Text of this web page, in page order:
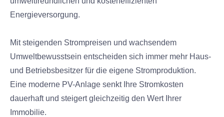
Energieversorgung.
Mit steigenden Strompreisen und wachsendem
Umweltbewusstsein entscheiden sich immer mehr Haus-
und Betriebsbesitzer für die eigene Stromproduktion.
Eine moderne PV-Anlage senkt Ihre Stromkosten
dauerhaft und steigert gleichzeitig den Wert Ihrer
Immobilie.